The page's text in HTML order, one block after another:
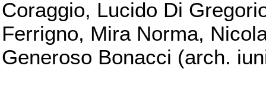
Coraggio, Lucido Di
Ferrigno, Mira Norma,
Generoso Bonacci (arch.